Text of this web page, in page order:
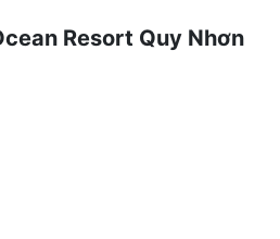
Resort Quy Nhơn